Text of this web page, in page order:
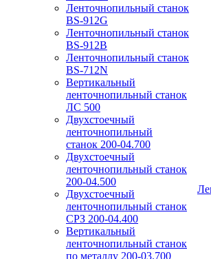
Ленточнопильный станок
BS-912G
Ленточнопильный станок
BS-912В
Ленточнопильный станок
BS-712N
Вертикальный
ленточнопильный станок
ЛС 500
Двухстоечный
ленточнопильный
станок 200-04.700
Двухстоечный
ленточнопильный станок
200-04.500
Двухстоечный
ленточнопильный станок
СРЗ 200-04.400
Вертикальный
ленточнопильный станок
по металлу 200-03.700